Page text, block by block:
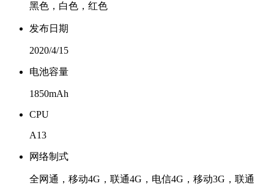
黑色，白色，红色
发布日期
2020/4/15
电池容量
1850mAh
CPU
A13
网络制式
全网通，移动4G，联通4G，电信4G，移动3G，联通